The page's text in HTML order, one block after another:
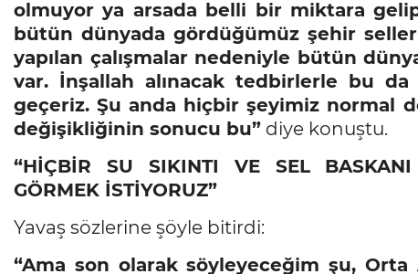
olmuyor ya arsada belli bir miktara
bütün dünyada gördüğümüz şehir
yapılan çalışmalar nedeniyle bütün
var. İnşallah alınacak tedbirlerle bu
geçeriz. Şu anda hiçbir şeyimiz normal
değişikliğinin sonucu bu” diye konuştu.
“HİÇBİR SU SIKINTI VE SEL BASKANI
GÖRMEK İSTİYORUZ”
Yavaş sözlerine şöyle bitirdi:
“Ama son olarak söyleyeceğim şu,